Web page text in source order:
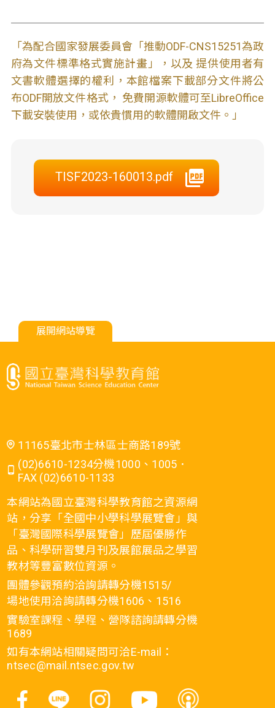
「為配合國家發展委員會「推動ODF-CNS15251為政
府為文件標準格式實施計畫」，以及 提供使用者有
文書軟體選擇的權利，本館檔案下載部分文件將公
布ODF開放文件格式， 免費開源軟體可至LibreOffice
下載安裝使用，或依貴慣用的軟體開啟文件。」
TISF2023-160013.pdf
展開網站導覽
11165臺北市士林區士商路189號
(02)6610-1234分機1000、1005．
FAX (02)6610-1133
本網站為國立臺灣科學教育館之資源網
站，分享「全國中小學科學展覽會」與
「臺灣國際科學展覽會」歷屆優勝作
品、科學研習雙月刊及展館展品之學習
教材等豐富數位資源。
團體參觀預約洽詢請轉分機1515/
場地使用洽詢請轉分機1606、1516
實驗室課程、學程、營隊諮詢請轉分機
1689
如有本網站相關疑問可洽E-mail：
ntsec@mail.ntsec.gov.tw